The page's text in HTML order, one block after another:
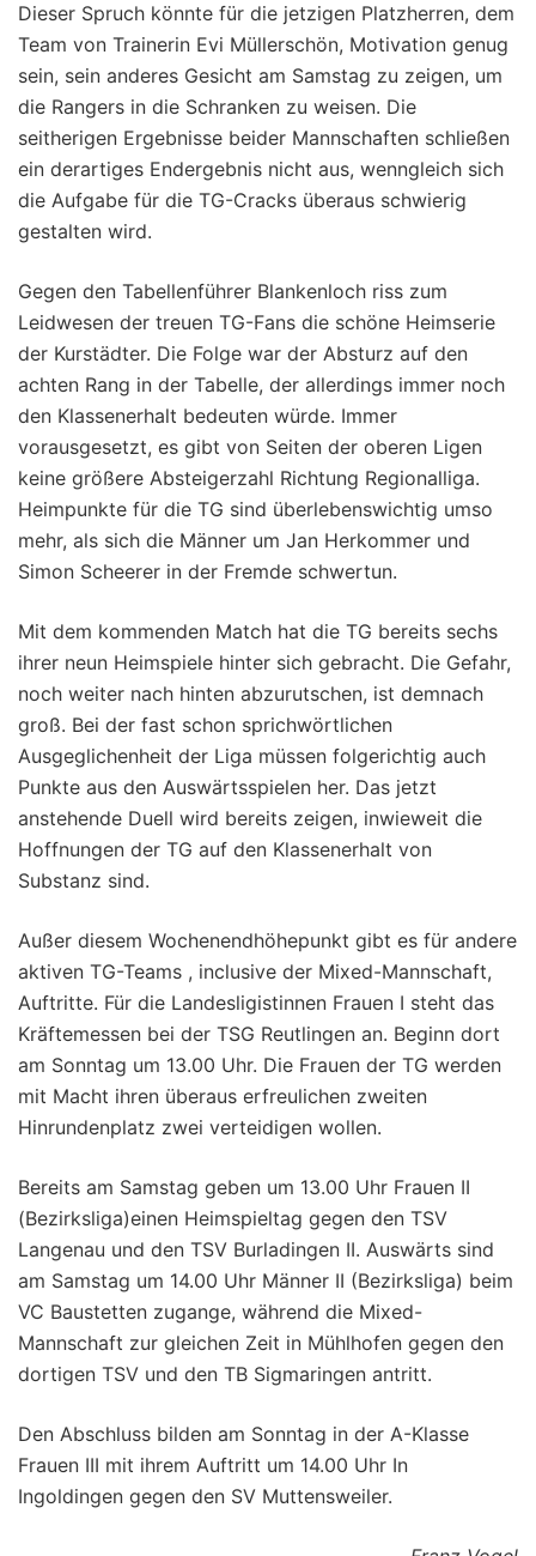
Dieser Spruch könnte für die jetzigen Platzherren, dem
Team von Trainerin Evi Müllerschön, Motivation genug
sein, sein anderes Gesicht am Samstag zu zeigen, um
die Rangers in die Schranken zu weisen. Die
seitherigen Ergebnisse beider Mannschaften schließen
ein derartiges Endergebnis nicht aus, wenngleich sich
die Aufgabe für die TG-Cracks überaus schwierig
gestalten wird.
Gegen den Tabellenführer Blankenloch riss zum
Leidwesen der treuen TG-Fans die schöne Heimserie
der Kurstädter. Die Folge war der Absturz auf den
achten Rang in der Tabelle, der allerdings immer noch
den Klassenerhalt bedeuten würde. Immer
vorausgesetzt, es gibt von Seiten der oberen Ligen
keine größere Absteigerzahl Richtung Regionalliga.
Heimpunkte für die TG sind überlebenswichtig umso
mehr, als sich die Männer um Jan Herkommer und
Simon Scheerer in der Fremde schwertun.
Mit dem kommenden Match hat die TG bereits sechs
ihrer neun Heimspiele hinter sich gebracht. Die Gefahr,
noch weiter nach hinten abzurutschen, ist demnach
groß. Bei der fast schon sprichwörtlichen
Ausgeglichenheit der Liga müssen folgerichtig auch
Punkte aus den Auswärtsspielen her. Das jetzt
anstehende Duell wird bereits zeigen, inwieweit die
Hoffnungen der TG auf den Klassenerhalt von
Substanz sind.
Außer diesem Wochenendhöhepunkt gibt es für andere
aktiven TG-Teams , inclusive der Mixed-Mannschaft,
Auftritte. Für die Landesligistinnen Frauen I steht das
Kräftemessen bei der TSG Reutlingen an. Beginn dort
am Sonntag um 13.00 Uhr. Die Frauen der TG werden
mit Macht ihren überaus erfreulichen zweiten
Hinrundenplatz zwei verteidigen wollen.
Bereits am Samstag geben um 13.00 Uhr Frauen II
(Bezirksliga)einen Heimspieltag gegen den TSV
Langenau und den TSV Burladingen II. Auswärts sind
am Samstag um 14.00 Uhr Männer II (Bezirksliga) beim
VC Baustetten zugange, während die Mixed-
Mannschaft zur gleichen Zeit in Mühlhofen gegen den
dortigen TSV und den TB Sigmaringen antritt.
Den Abschluss bilden am Sonntag in der A-Klasse
Frauen III mit ihrem Auftritt um 14.00 Uhr In
Ingoldingen gegen den SV Muttensweiler.